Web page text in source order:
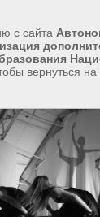
с сайта
вернуться